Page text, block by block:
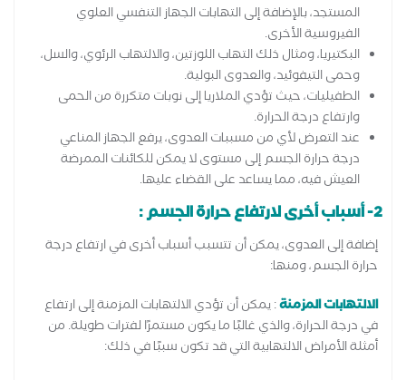
المستجد، بالإضافة إلى التهابات الجهاز التنفسي العلوي
الفيروسية الأخرى.
البكتيريا، ومثال ذلك التهاب اللوزتين، والالتهاب الرئوي، والسل،
وحمى التيفوئيد، والعدوى البولية.
الطفيليات، حيث تؤدي الملاريا إلى نوبات متكررة من الحمى
وارتفاع درجة الحرارة.
عند التعرض لأي من مسببات العدوى، يرفع الجهاز المناعي
درجة حرارة الجسم إلى مستوى لا يمكن للكائنات الممرضة
العيش فيه، مما يساعد على القضاء عليها.
2- أسباب أخرى لارتفاع حرارة الجسم :
إضافة إلى العدوى، يمكن أن تتسبب أسباب أخرى في ارتفاع درجة
حرارة الجسم، ومنها:
الالتهابات المزمنة: يمكن أن تؤدي الالتهابات المزمنة إلى ارتفاع
في درجة الحرارة، والذي غالبًا ما يكون مستمرًا لفترات طويلة. من
أمثلة الأمراض الالتهابية التي قد تكون سببًا في ذلك: